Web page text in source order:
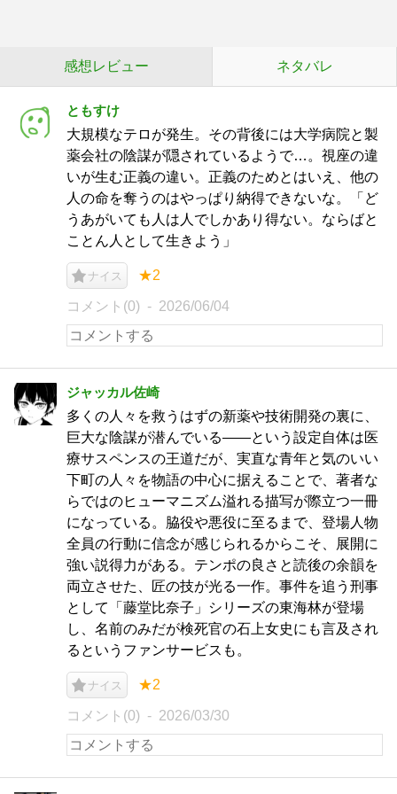
感想レビュー ネタバレ
ともすけ
大規模なテロが発生。その背後には大学病院と製
薬会社の陰謀が隠されているようで…。視座の違
いが生む正義の違い。正義のためとはいえ、他の
人の命を奪うのはやっぱり納得できないな。「ど
うあがいても人は人でしかあり得ない。ならばと
ことん人として生きよう」
ナイス ★2
コメント(0) 2026/06/04
ジャッカル佐崎
多くの人々を救うはずの新薬や技術開発の裏に、
巨大な陰謀が潜んでいる――という設定自体は医
療サスペンスの王道だが、実直な青年と気のいい
下町の人々を物語の中心に据えることで、著者な
らではのヒューマニズム溢れる描写が際立つ一冊
になっている。脇役や悪役に至るまで、登場人物
全員の行動に信念が感じられるからこそ、展開に
強い説得力がある。テンポの良さと読後の余韻を
両立させた、匠の技が光る一作。事件を追う刑事
として「藤堂比奈子」シリーズの東海林が登場
し、名前のみだが検死官の石上女史にも言及され
るというファンサービスも。
ナイス ★2
コメント(0) 2026/03/30